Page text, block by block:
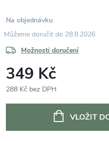
Na objednávku
28.8.2026
Možnosti doručení
349 Kč
288 Kč bez DPH
VLOŽIT